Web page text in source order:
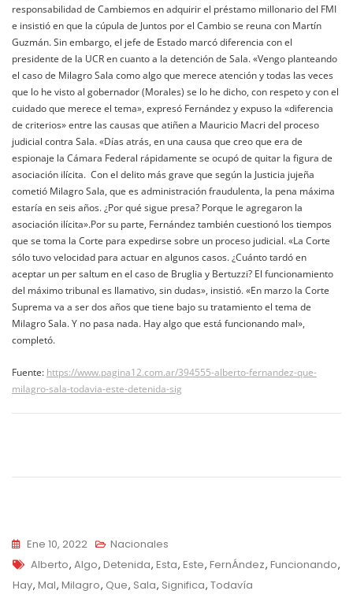
responsabilidad de Cambiemos en adquirir el préstamo millonario del FMI
e insistió en que la cúpula de Juntos por el Cambio se reuna con Martín
Guzmán. Sin embargo, el jefe de Estado marcó diferencia con el
presidente de la UCR en cuanto a la detención de Sala. «Vengo planteando
el caso de Milagro Sala como algo que merece atención y todas las veces
que lo he visto al gobernador (Morales) se lo he dicho, con respeto y con el
cuidado que merece el tema», expresó Fernández y expuso la «diferencia
de criterios» entre las causas que atiñen a Mauricio Macri del proceso
judicial contra Sala. «Días atrás, en una causa que creo que era de
espionaje la Cámara Federal rápidamente se ocupó de quitar la figura de
asociación ilícita. Con el delito más grave que según la Justicia jujeña
cometió Milagro Sala, que es administración fraudulenta, la pena máxima
estaría en seis años. ¿Por qué sigue presa? Porque le agregaron la
asociación ilícita».Por su parte, Fernández también cuestionó los tiempos
que se toma la Corte para expedirse sobre un proceso judicial. «La Corte
sólo tuvo velocidad para actuar en algunos casos. ¿Cuánto tardó en
aceptar un per saltum en el caso de Bruglia y Bertuzzi? El funcionamiento
del máximo tribunal es llamativo, sin dudas», insistió. «En marzo la Corte
Suprema va a ser dos años que tiene bajo su tratamiento el tema de
Milagro Sala. Y no pasa nada. Hay algo que está funcionando mal»,
completó.
Fuente: https://www.pagina12.com.ar/394555-alberto-fernandez-que-
milagro-sala-todavia-este-detenida-sig
de
Ene 10, 2022
Nacionales
Tags
Alberto, Algo, Detenida, Esta, Este, FernÁndez, Funcionando,
Hay, Mal, Milagro, Que, Sala, Significa, Todavía